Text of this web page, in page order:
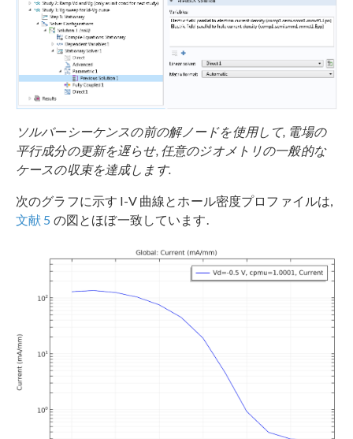
ソルバーシーケンスの前の解ノードを使用して, 電場の
平行成分の更新を遅らせ, 任意のジオメトリの一般的な
ケースの収束を達成します.
次のグラフに示す I-V 曲線とホール密度プロファイルは,
文献 5 の図とほぼ一致しています.